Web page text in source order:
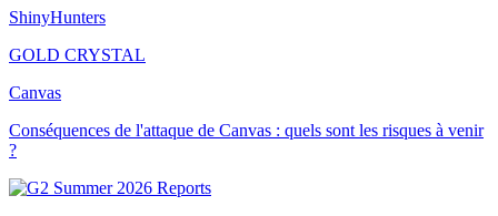
ShinyHunters
GOLD CRYSTAL
Canvas
Conséquences de l'attaque de Canvas : quels sont les risques à venir
?